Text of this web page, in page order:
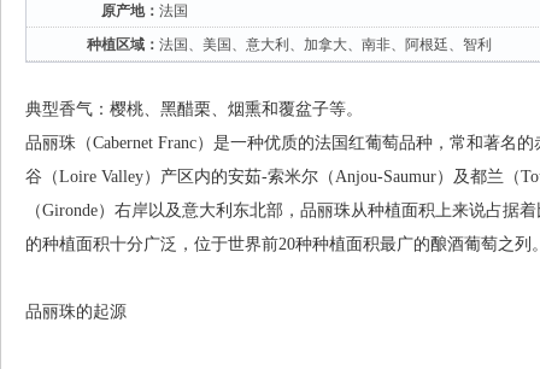
原产地： 法国
种植区域： 法国、美国、意大利、加拿大、南非、阿根廷、智利
典型香气：樱桃、黑醋栗、烟熏和覆盆子等。
品丽珠（Cabernet Franc）是一种优质的法国红葡萄品种，常和著名
谷（Loire Valley）产区内的安茹-索米尔（Anjou-Saumur）及都兰（
（Gironde）右岸以及意大利东北部，品丽珠从种植面积上来说占据
的种植面积十分广泛，位于世界前20种种植面积最广的酿酒葡萄之列
品丽珠的起源